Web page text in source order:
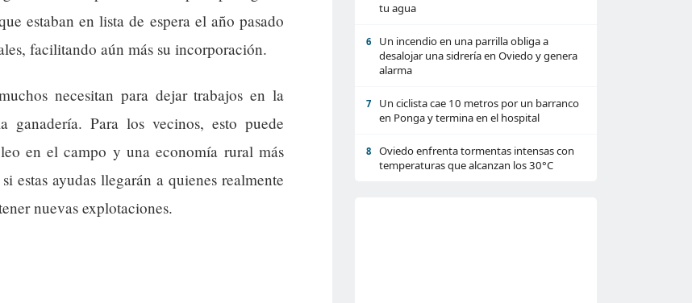
estaban en lista de espera el año pasado
facilitando aún más su incorporación.
necesitan para dejar trabajos en la
Para los vecinos, esto puede
en el campo y una economía rural más
estas ayudas llegarán a quienes realmente
nuevas explotaciones.
tu agua
6
Un incendio en una parrilla obliga a
desalojar una sidrería en Oviedo y genera
alarma
7
Un ciclista cae 10 metros por un barranco
en Ponga y termina en el hospital
8
Oviedo enfrenta tormentas intensas con
temperaturas que alcanzan los 30°C